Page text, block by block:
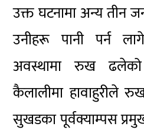
उक्त घटनामा अन्य तीन
उनीहरू पानी पर्न
अवस्थामा रुख
कैलालीमा हावाहुरीले
सुखडका पूर्वक्याम्पस